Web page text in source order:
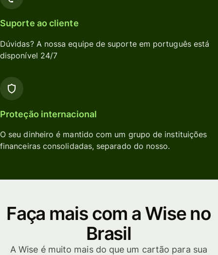
Suporte ao cliente
Dúvidas? A nossa equipe de suporte em português está
disponível 24/7
Proteção internacional
O seu dinheiro é mantido com um grupo de instituições
financeiras consolidadas, separado do nosso.
Faça mais com a Wise no
Brasil
A Wise é muito mais do que um cartão para sua